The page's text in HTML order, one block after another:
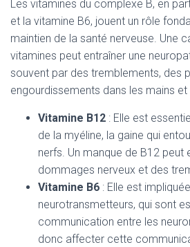
Les vitamines du complexe B, en
et la vitamine B6, jouent un rôle
maintien de la santé nerveuse. Une
vitamines peut entraîner une
souvent par des tremblements, des
engourdissements dans les mains et
Vitamine B12 : Elle est
de la myéline, la gaine qui
nerfs. Un manque de B12 peut
dommages nerveux et des
Vitamine B6 : Elle est
neurotransmetteurs, qui sont
communication entre les
donc affecter cette